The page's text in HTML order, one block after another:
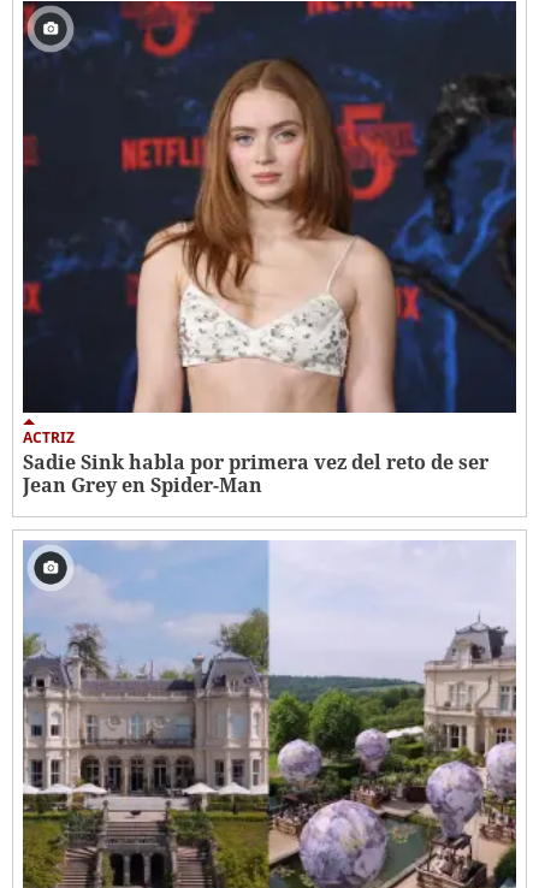
ACTRIZ
Sadie Sink habla por primera vez del reto de ser
Jean Grey en Spider-Man